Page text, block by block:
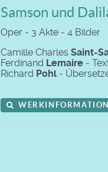
Samson und
Oper - 3 Akte - 4 Bilder
Camille Charles Saint-
Ferdinand Lemaire -
Richard Pohl -
WERKINFORMATION